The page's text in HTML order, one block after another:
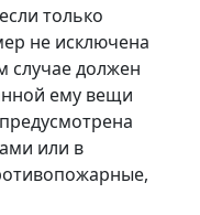
только
не исключена
случае должен
ему вещи
или в